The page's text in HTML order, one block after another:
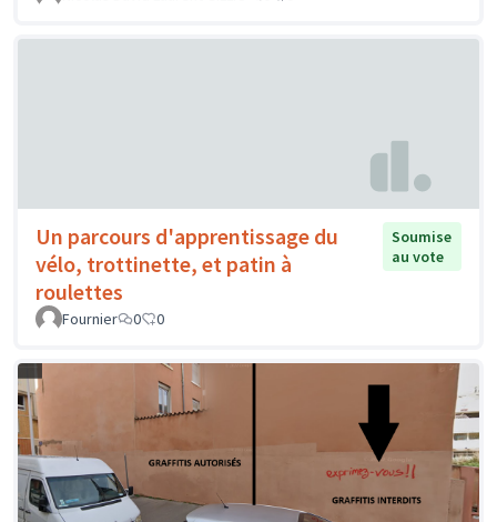
Un parcours d'apprentissage du
vélo, trottinette, et patin à
roulettes
Soumise
au vote
Fournier 0 0